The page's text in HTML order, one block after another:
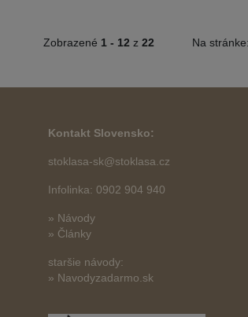
Zobrazené 1 - 12 z 22 Na stránke:
Kontakt Slovensko:
stoklasa-sk@stoklasa.cz
Infolinka: 0902 904 940
» Návody
» Články
staršie návody:
» Navodyzadarmo.sk